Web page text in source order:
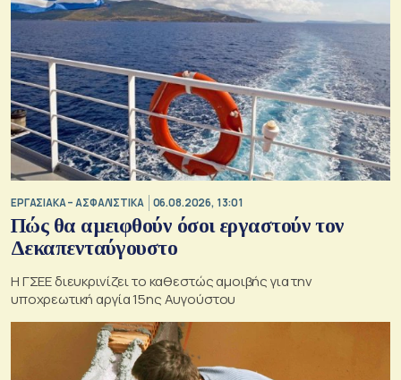
ΕΡΓΑΣΙΑΚΑ – ΑΣΦΑΛΙΣΤΙΚΑ 06.08.2026, 13:01
Πώς θα αμειφθούν όσοι εργαστούν τον
Δεκαπενταύγουστο
Η ΓΣΕΕ διευκρινίζει το καθεστώς αμοιβής για την
υποχρεωτική αργία 15ης Αυγούστου